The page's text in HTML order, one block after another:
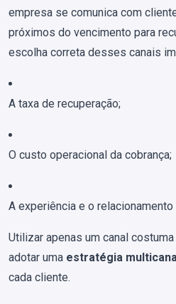
empresa se comunica com
próximos do vencimento para
escolha correta desses canais
A taxa de recuperação;
O custo operacional da cobrança;
A experiência e o
Utilizar apenas um canal
adotar uma estratégia
cada cliente.